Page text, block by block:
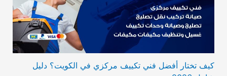
كيف تختار أفضل فني تكييف مركزي في الكويت؟ دليل